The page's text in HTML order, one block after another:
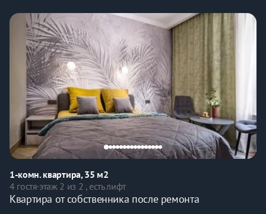
1-комн. квартира, 35 м2
4 гостя·этаж 2 из 2 , есть лифт
Квартира от собственника после ремонта